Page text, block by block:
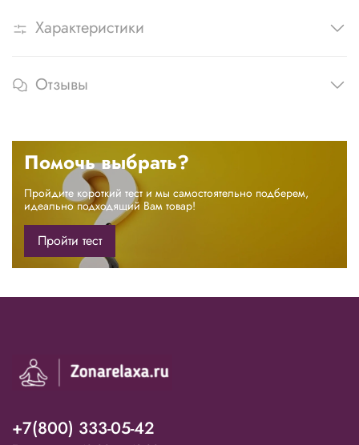
Характеристики
Отзывы
Помочь выбрать?
Пройдите короткий тест и мы самостоятельно подберем,
идеально подходящий Вам товар!
Пройти тест
+7(800) 333-05-42